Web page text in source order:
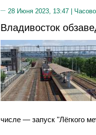
28 Июня 2023, 13:47 |
Владивосток
числе — запуск "Лёгкого